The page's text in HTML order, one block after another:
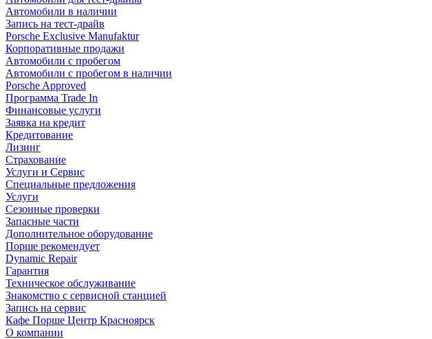
Автомобили в наличии
Запись на тест-драйв
Porsche Exclusive Manufaktur
Корпоративные продажи
Автомобили с пробегом
Автомобили с пробегом в наличии
Porsche Approved
Программа Trade In
Финансовые услуги
Заявка на кредит
Кредитование
Лизинг
Страхование
Услуги и Сервис
Специальные предложения
Услуги
Сезонные проверки
Запасные части
Дополнительное оборудование
Порше рекомендует
Dynamic Repair
Гарантия
Техническое обслуживание
Знакомство с сервисной станцией
Запись на сервис
Кафе Порше Центр Красноярск
О компании